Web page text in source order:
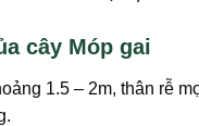
cây Móp gai
1.5 – 2m, thân rễ